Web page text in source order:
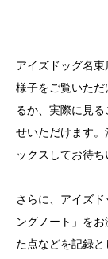
アイズドッグ名
様子をご覧いた
るか、実際に見
せいただけます
ックスしてお待ち
さらに、アイズ
ングノート」を
た点などを記録